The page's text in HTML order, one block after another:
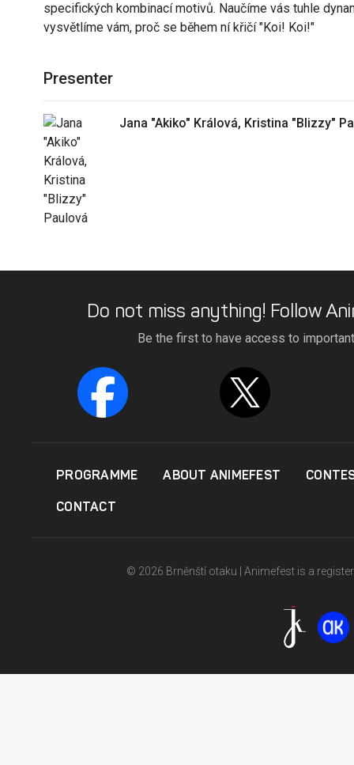
specifických kombinací motivů. Naučíme vás tuhle
vysvětlíme vám, proč se během ní křičí "Koi! Koi!"
Presenter
Jana "Akiko" Králová, Kristina "Blizzy"
Do not miss anything! Follow
Be the first to have access to
PROGRAMME ABOUT ANIMEFEST
CONTACT
© 2026 Brněnští otaku | Animefest is a